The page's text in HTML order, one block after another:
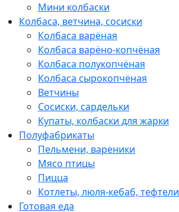
Мини колбаски
Колбаса, ветчина, сосиски
Колбаса варёная
Колбаса варёно-копчёная
Колбаса полукопчёная
Колбаса сырокопчёная
Ветчины
Сосиски, сардельки
Купаты, колбаски для жарки
Полуфабрикаты
Пельмени, вареники
Мясо птицы
Пицца
Котлеты, люля-кебаб, тефтели
Готовая еда